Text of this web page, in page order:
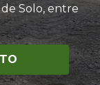
Solo, entre